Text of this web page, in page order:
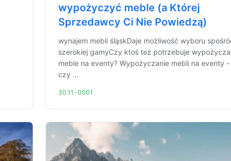
wypożyczyć meble (a Której
Sprzedawcy Ci Nie Powiedzą)
wynajem mebli śląskDaje możliwość wyboru
szerokiej gamyCzy ktoś też potrzebuje
meble na eventy? Wypożyczanie mebli na eventy -
czy ...
30.11.-0001